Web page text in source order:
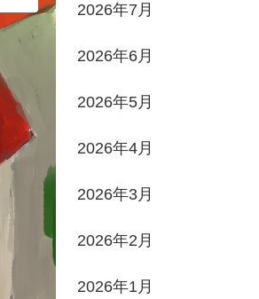
2026年7月
2026年6月
2026年5月
2026年4月
2026年3月
2026年2月
2026年1月